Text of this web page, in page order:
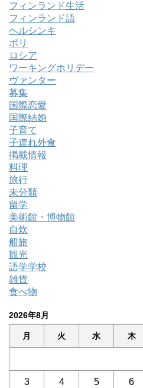
フィンランド生活
フィンランド語
ヘルシンキ
ポリ
ロシア
ワーキングホリデー
ヴァンター
募集
国際恋愛
国際結婚
子育て
子連れ外食
掲載情報
料理
旅行
未分類
留学
美術館・博物館
自炊
船旅
観光
語学学校
雑貨
食べ物
2026年8月
月 火 水 木
3 4 5 6